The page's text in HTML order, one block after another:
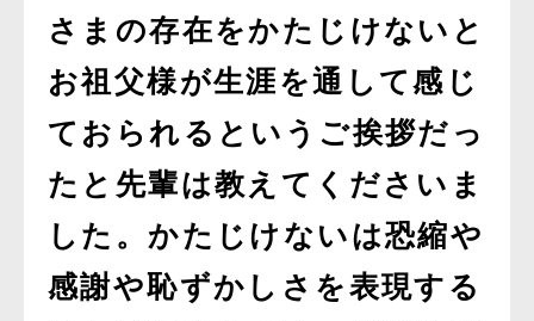
さまの存在をかたじけないと
お祖父様が生涯を通して感じ
ておられるというご挨拶だっ
たと先輩は教えてくださいま
した。かたじけないは恐縮や
感謝や恥ずかしさを表現する